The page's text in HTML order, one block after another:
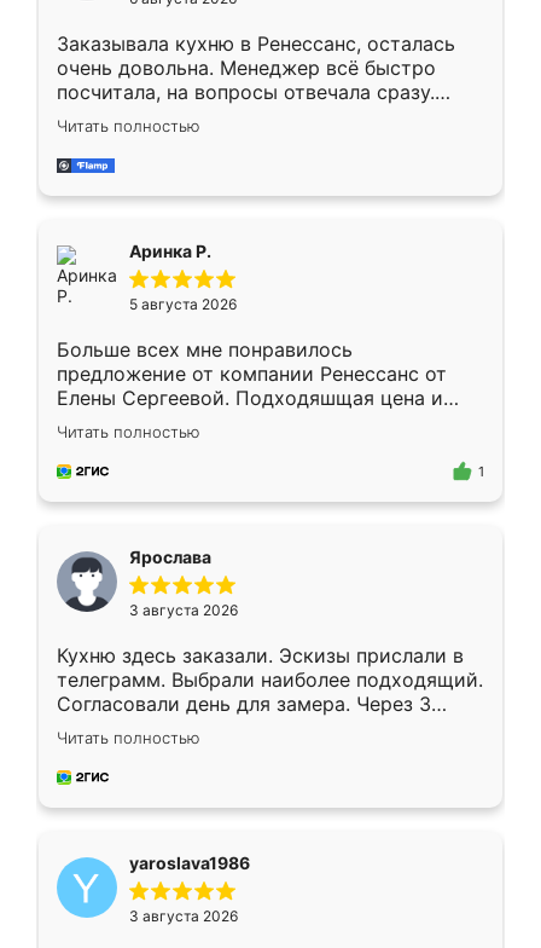
Заказывала кухню в Ренессанс, осталась
очень довольна. Менеджер всё быстро
посчитала, на вопросы отвечала сразу.
Замерщик приехал в субботу, подошёл к
делу со всей ответственностью. Собрали
за день, ребята работали аккуратно, даже
Читать полностью
Аринка Р.
5 августа 2026
Больше всех мне понравилось
предложение от компании Ренессанс от
Елены Сергеевой. Подходяшщая цена и
короткие сроки изготовления. Приехавший
для замера сотрудник Владислав
предложил по моему эскизу самый
Читать полностью
1
Ярослава
3 августа 2026
Кухню здесь заказали. Эскизы прислали в
телеграмм. Выбрали наиболее подходящий.
Согласовали день для замера. Через 3
недели кухня была уже готова. Остались
довольны работой. Спасибо Ренессанс
мебель за качественную работу!
Читать полностью
yaroslava1986
3 августа 2026